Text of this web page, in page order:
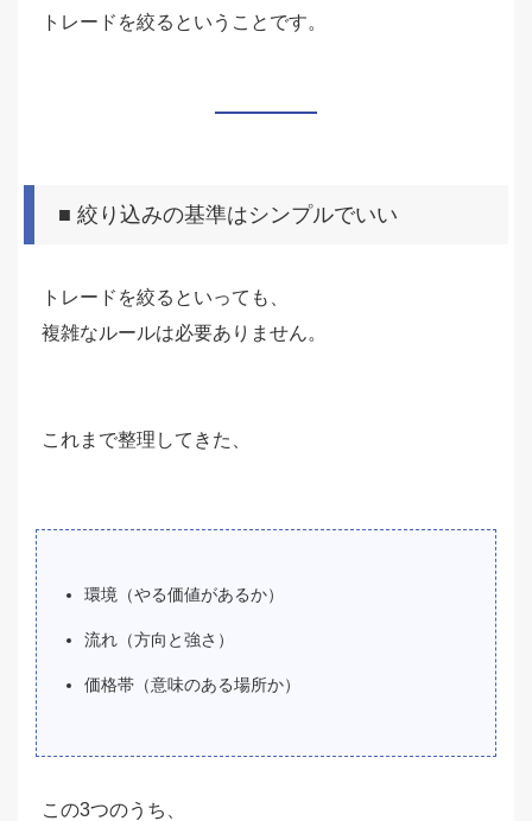
トレードを絞るということです。
■ 絞り込みの基準はシンプルでいい
トレードを絞るといっても、
複雑なルールは必要ありません。
これまで整理してきた、
環境（やる価値があるか）
流れ（方向と強さ）
価格帯（意味のある場所か）
この3つのうち、